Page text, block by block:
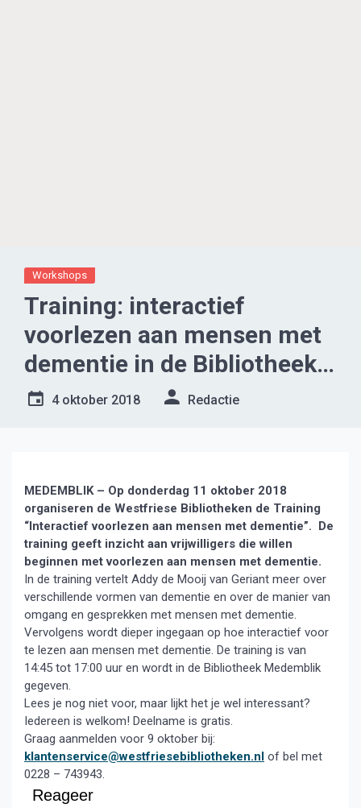
Workshops
Training: interactief
voorlezen aan mensen met
dementie in de Bibliotheek
Medemblik
4 oktober 2018 Redactie
MEDEMBLIK – Op donderdag 11 oktober 2018
organiseren de Westfriese Bibliotheken de Training
“Interactief voorlezen aan mensen met dementie”. De
training geeft inzicht aan vrijwilligers die willen
beginnen met voorlezen aan mensen met dementie.
In de training vertelt Addy de Mooij van Geriant meer over
verschillende vormen van dementie en over de manier van
omgang en gesprekken met mensen met dementie.
Vervolgens wordt dieper ingegaan op hoe interactief voor
te lezen aan mensen met dementie. De training is van
14:45 tot 17:00 uur en wordt in de Bibliotheek Medemblik
gegeven.
Lees je nog niet voor, maar lijkt het je wel interessant?
Iedereen is welkom! Deelname is gratis.
Graag aanmelden voor 9 oktober bij:
klantenservice@westfriesebibliotheken.nl of bel met
0228 – 743943.
Reageer